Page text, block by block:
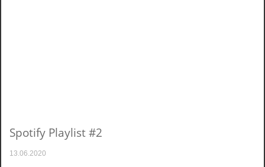
Spotify Playlist #2
13.06.2020